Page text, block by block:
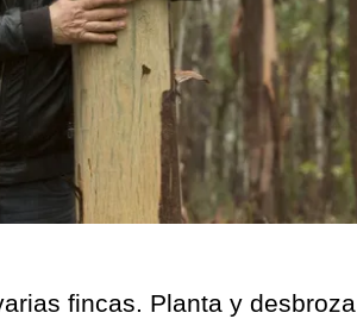
fincas. Planta y desbroza